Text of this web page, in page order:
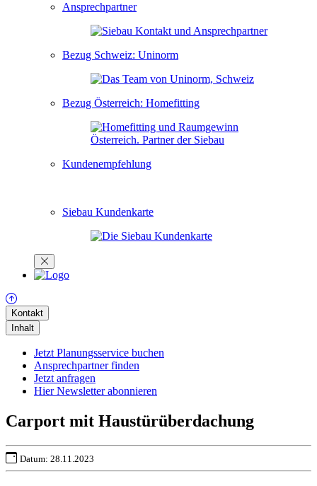
Ansprechpartner
Bezug Schweiz: Uninorm
Bezug Österreich: Homefitting
Kundenempfehlung
Siebau Kundenkarte
Kontakt
Inhalt
Jetzt Planungsservice buchen
Ansprechpartner finden
Jetzt anfragen
Hier Newsletter abonnieren
Carport mit Haustürüberdachung
Datum: 28.11.2023